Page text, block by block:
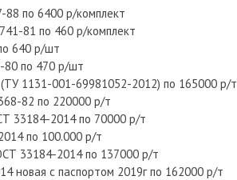
по 6400 р/комплект
81 по 460 р/комплект
640 р/шт
по 470 р/шт
1131-001-69981052-2012) по 165000 р/т
82 по 220000 р/т
33184-2014 по 70000 р/т
по 100.000 р/т
33184-2014 по 137000 р/т
новая с паспортом 2019г по 162000 р/т